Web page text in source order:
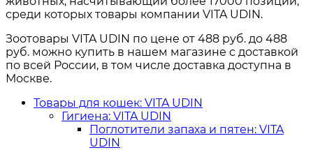
среди которых товары компании VITA UDIN.
Зоотовары VITA UDIN по цене от 488 руб. до 488
руб. можно купить в нашем магазине с доставкой
по всей России, в том числе доставка доступна в
Москве.
Товары для кошек: VITA UDIN
Гигиена: VITA UDIN
Поглотители запаха и пятен: VITA
UDIN